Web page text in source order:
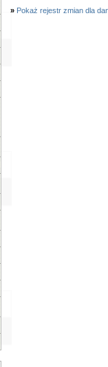
» Pokaż rejestr zmian dla